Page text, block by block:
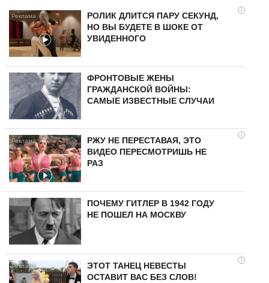
i
РОЛИК ДЛИТСЯ ПАРУ СЕКУНД,
НО ВЫ БУДЕТЕ В ШОКЕ ОТ
УВИДЕННОГО
ФРОНТОВЫЕ ЖЕНЫ
ГРАЖДАНСКОЙ ВОЙНЫ:
САМЫЕ ИЗВЕСТНЫЕ СЛУЧАИ
i
РЖУ НЕ ПЕРЕСТАВАЯ, ЭТО
ВИДЕО ПЕРЕСМОТРИШЬ НЕ
РАЗ
ПОЧЕМУ ГИТЛЕР В 1942 ГОДУ
НЕ ПОШЕЛ НА МОСКВУ
i
ЭТОТ ТАНЕЦ НЕВЕСТЫ
ОСТАВИТ ВАС БЕЗ СЛОВ!